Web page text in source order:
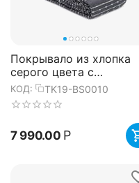
Покрывало из хлопка
серого цвета с
декоративной строчкой
из коллекции Ethnic,
230х250 с...
КОД: TK19-BS0010
7 990.00 Р